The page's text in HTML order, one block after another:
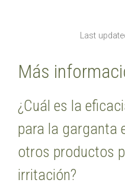
Last
Más
¿Cuál es la
para la garganta
otros productos
irritación?